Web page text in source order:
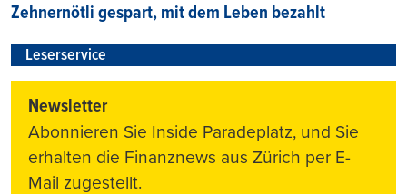
Zehnernötli gespart, mit dem Leben bezahlt
Leserservice
Newsletter
Abonnieren Sie Inside Paradeplatz, und Sie
erhalten die Finanznews aus Zürich per E-
Mail zugestellt.